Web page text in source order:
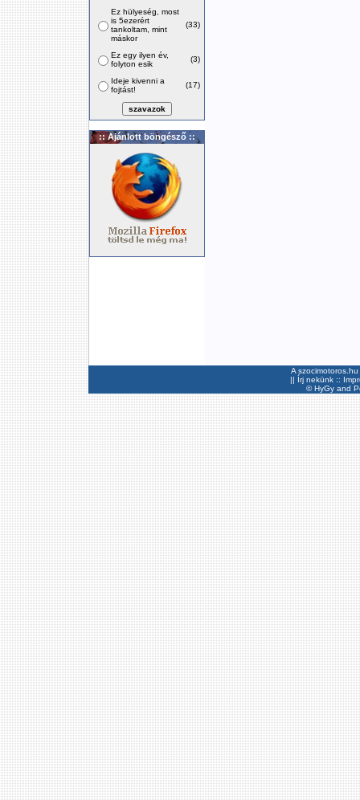
Ez hülyeség, most
is 5ezerért
tankoltam, mint
máskor
(33)
Ez egy ilyen év,
folyton esik
(3)
Ideje kivenni a
fojtást!
(17)
:: Ajánlott böngésző ::
A
|| Írj nekünk ::
©HyGyand